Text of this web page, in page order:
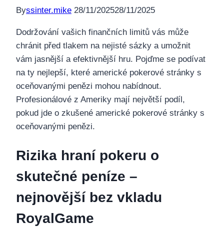
Byssinter.mike 28/11/202528/11/2025
Dodržování vašich finančních limitů vás může
chránit před tlakem na nejisté sázky a umožnit
vám jasnější a efektivnější hru. Pojďme se podívat
na ty nejlepší, které americké pokerové stránky s
oceňovanými penězi mohou nabídnout.
Profesionálové z Ameriky mají největší podíl,
pokud jde o zkušené americké pokerové stránky s
oceňovanými penězi.
Rizika hraní pokeru o
skutečné peníze –
nejnovější bez vkladu
RoyalGame